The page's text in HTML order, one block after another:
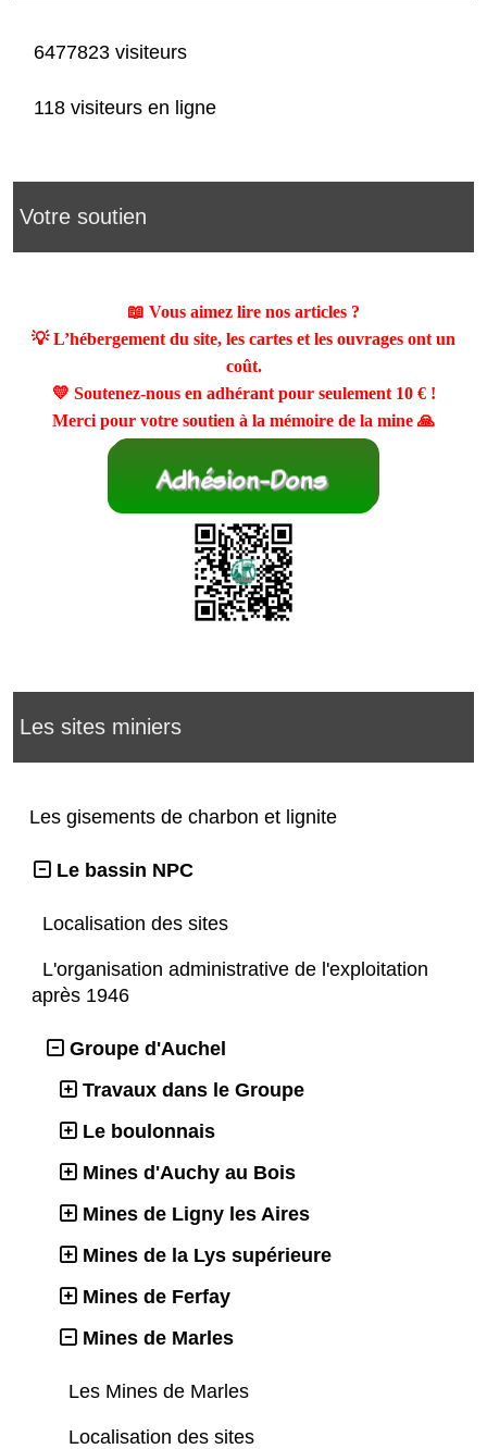
6477823 visiteurs
118 visiteurs en ligne
Votre soutien
📖 Vous aimez lire nos articles ?
💡 L’hébergement du site, les cartes et les ouvrages ont un
coût.
💛 Soutenez-nous en adhérant pour seulement 10 €!
Merci pour votre soutien à la mémoire de la mine 🙏
Les sites miniers
Les gisements de charbon et lignite
Le bassin NPC
Localisation des sites
L'organisation administrative de l'exploitation
après 1946
Groupe d'Auchel
Travaux dans le Groupe
Le boulonnais
Mines d'Auchy au Bois
Mines de Ligny les Aires
Mines de la Lys supérieure
Mines de Ferfay
Mines de Marles
Les Mines de Marles
Localisation des sites